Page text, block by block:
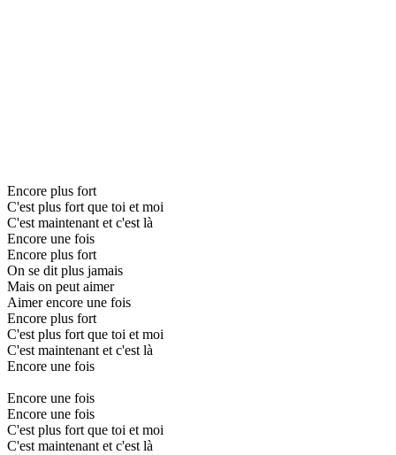
Encore plus fort
C'est plus fort que toi et moi
C'est maintenant et c'est là
Encore une fois
Encore plus fort
On se dit plus jamais
Mais on peut aimer
Aimer encore une fois
Encore plus fort
C'est plus fort que toi et moi
C'est maintenant et c'est là
Encore une fois
Encore une fois
Encore une fois
C'est plus fort que toi et moi
C'est maintenant et c'est là